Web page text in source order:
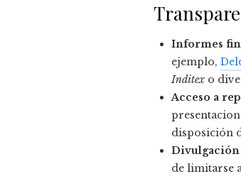
Informes
ejemplo,
Inditex o
Acceso a
disposición
Divulgación
de limitarse